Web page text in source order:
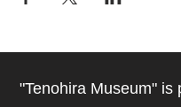
"Tenohira Museum" is